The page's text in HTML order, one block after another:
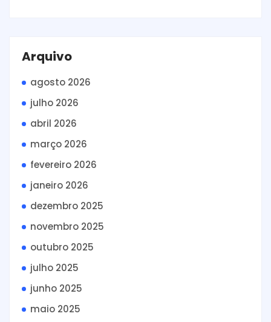
Arquivo
agosto 2026
julho 2026
abril 2026
março 2026
fevereiro 2026
janeiro 2026
dezembro 2025
novembro 2025
outubro 2025
julho 2025
junho 2025
maio 2025